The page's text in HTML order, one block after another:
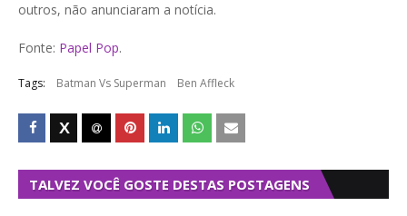
outros, não anunciaram a notícia.
Fonte: Papel Pop.
Tags: Batman Vs Superman Ben Affleck
TALVEZ VOCÊ GOSTE DESTAS POSTAGENS